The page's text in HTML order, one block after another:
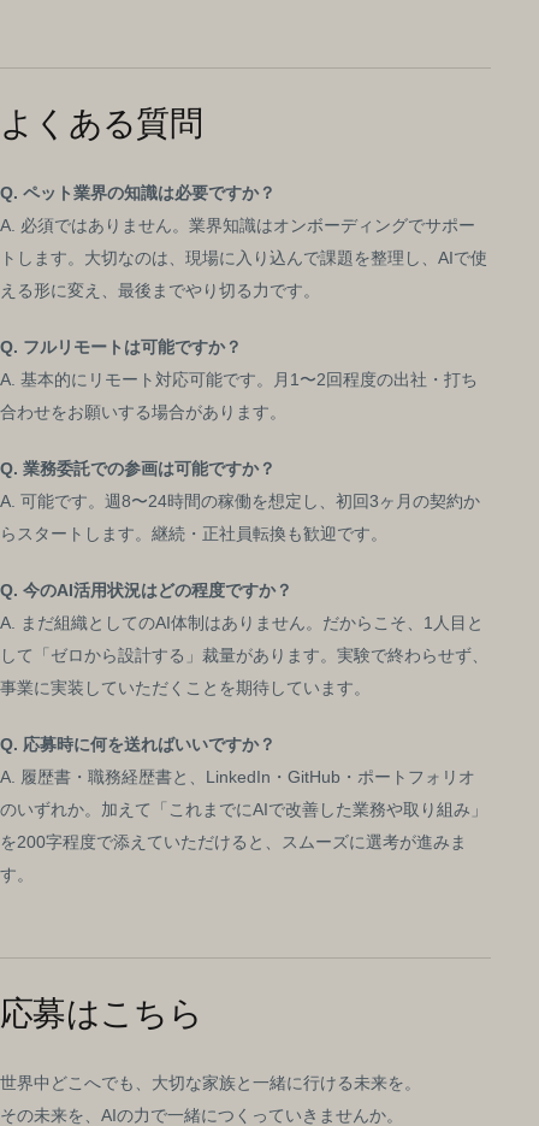
よくある質問
Q. ペット業界の知識は必要ですか？
A. 必須ではありません。業界知識はオンボーディングでサポー
トします。大切なのは、現場に入り込んで課題を整理し、AIで使
える形に変え、最後までやり切る力です。
Q. フルリモートは可能ですか？
A. 基本的にリモート対応可能です。月1〜2回程度の出社・打ち
合わせをお願いする場合があります。
Q. 業務委託での参画は可能ですか？
A. 可能です。週8〜24時間の稼働を想定し、初回3ヶ月の契約か
らスタートします。継続・正社員転換も歓迎です。
Q. 今のAI活用状況はどの程度ですか？
A. まだ組織としてのAI体制はありません。だからこそ、1人目と
して「ゼロから設計する」裁量があります。実験で終わらせず、
事業に実装していただくことを期待しています。
Q. 応募時に何を送ればいいですか？
A. 履歴書・職務経歴書と、LinkedIn・GitHub・ポートフォリオ
のいずれか。加えて「これまでにAIで改善した業務や取り組み」
を200字程度で添えていただけると、スムーズに選考が進みま
す。
応募はこちら
世界中どこへでも、大切な家族と一緒に行ける未来を。
その未来を、AIの力で一緒につくっていきませんか。